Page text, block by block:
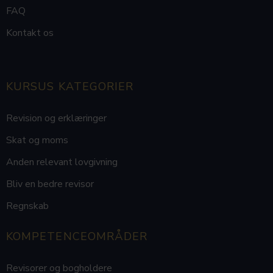
FAQ
Kontakt os
KURSUS KATEGORIER
Revision og erklæringer
Skat og moms
Anden relevant lovgivning
Bliv en bedre revisor
Regnskab
KOMPETENCEOMRÅDER
Revisorer og bogholdere